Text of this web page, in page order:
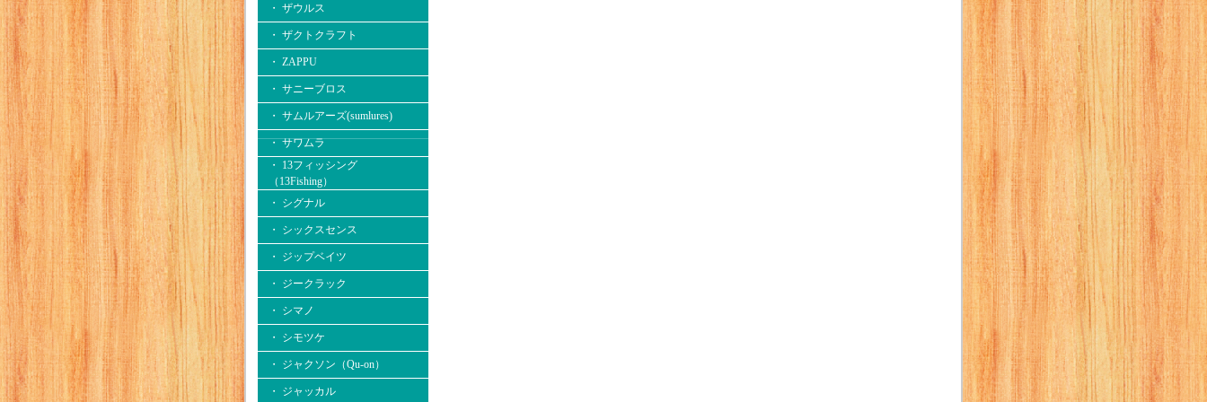
・ ザウルス
・ ザクトクラフト
・ ZAPPU
・ サニーブロス
・ サムルアーズ(sumlures)
・ サワムラ
・ 13フィッシング
（13Fishing）
・ シグナル
・ シックスセンス
・ ジップベイツ
・ ジークラック
・ シマノ
・ シモツケ
・ ジャクソン（Qu-on）
・ ジャッカル